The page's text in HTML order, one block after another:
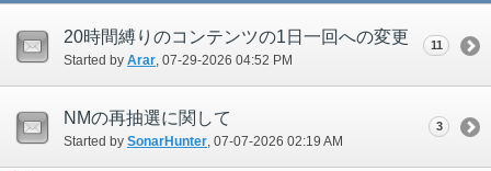
20時間縛りのコンテンツの1日一回への変更
Started by Arar ‎, 07-29-2026 04:52 PM
11
NMの再抽選に関して
Started by SonarHunter‎, 07-07-2026 02:19 AM
3